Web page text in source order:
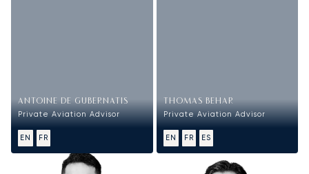
ANTOINE DE GUBERNATIS
Private Aviation Advisor
EN FR
THOMAS BEHAR
Private Aviation Advisor
EN FR ES